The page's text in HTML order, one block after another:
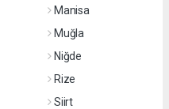
Manisa
Muğla
Niğde
Rize
Siirt